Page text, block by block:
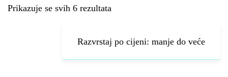
Prikazuje se svih 6 rezultata